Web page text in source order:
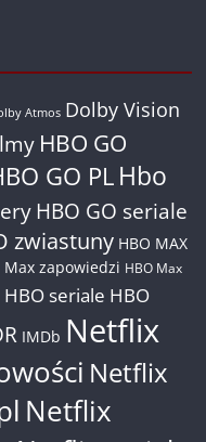
Atmos Dolby Vision
HBO GO
GO PL Hbo
HBO GO seriale
zwiastuny HBO MAX
Max zapowiedzi HBO Max
HBO seriale HBO
IMDb Netflix
Netflix
Netflix